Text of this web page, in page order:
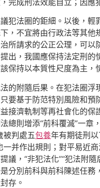
犯法圈的鉅細。以後，
，不宜將由行政法等其
所請求的公正公理，可
出，我國應保持法定刑
保持以本質性尺度為主，
的附隨后果。在犯法圈
要基于防范特別風險和
接濟軌制等再社會化的
總則增添“前科覆滅”一
被判處五包養年有期徒刑
并作出規則；對平易近
議，“非犯法化”“犯法附
分別前科與前科陳述任
存。